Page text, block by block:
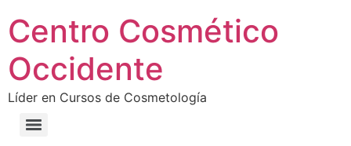
Centro Cosmético
Occidente
Líder en Cursos de Cosmetología